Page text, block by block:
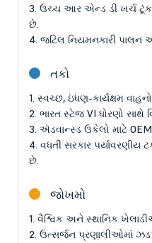
3. ઉચ્ચ આર એન્ડ ડી ખર્ચ
છે.
4. જટિલ નિયમનકારી પાલન
તકો
1. સ્વચ્છ, ઇંધણ-કાર્યક્ષમ
2. ભારત સ્ટેજ VI ધોરણો સાથે
3. ઍડવાન્સ્ડ ઉકેલો માટે OEM
4. વધતી સરકાર પર્યાવરણીય
છે.
જોખમો
1. વૈશ્વિક અને સ્થાનિક
2. ઉત્સર્જન પ્રણાલીઓમાં